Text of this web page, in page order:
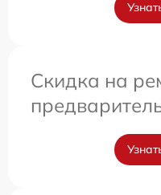
Скидка на